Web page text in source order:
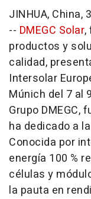
JINHUA, China,
-- DMEGC Solar,
productos y
calidad,
Intersolar
Múnich del 7 al
Grupo DMEGC,
ha dedicado a
Conocida por
energía 100 %
células y
la pauta en